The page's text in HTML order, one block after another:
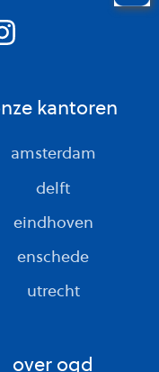
kantoren
amsterdam
delft
eindhoven
enschede
utrecht
over ogd